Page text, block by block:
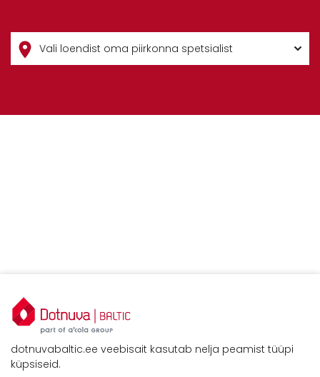
dotnuvabaltic.ee veebisait kasutab nelja peamist tüüpi
küpsiseid.